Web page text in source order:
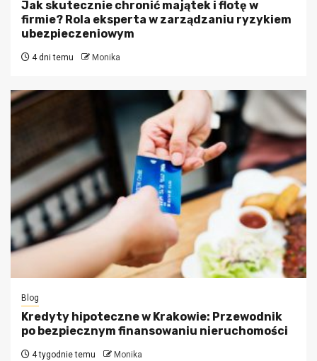
Jak skutecznie chronić majątek i flotę w
firmie? Rola eksperta w zarządzaniu ryzykiem
ubezpieczeniowym
4 dni temu Monika
Blog
Kredyty hipoteczne w Krakowie: Przewodnik
po bezpiecznym finansowaniu nieruchomości
4 tygodnie temu Monika